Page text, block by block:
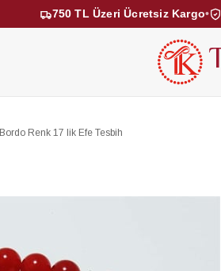
750 TL Üzeri Ücretsiz Kargo•
KEHRİBAR TESBİHLER
Bordo Renk 17 lik Efe Tesbih